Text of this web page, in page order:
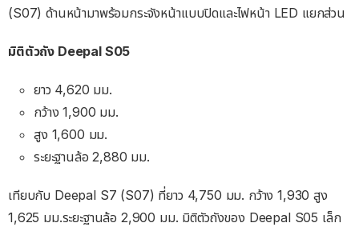
(S07) ด้านหน้ามาพร้อมกระจังหน้าแบบปิดและไฟหน้า LED แยกส่วน
มิติตัวถัง Deepal S05
ยาว 4,620 มม.
กว้าง 1,900 มม.
สูง 1,600 มม.
ระยะฐานล้อ 2,880 มม.
เทียบกับ Deepal S7 (S07) ที่ยาว 4,750 มม. กว้าง 1,930 สูง
1,625 มม.ระยะฐานล้อ 2,900 มม. มิติตัวถังของ Deepal S05 เล็ก